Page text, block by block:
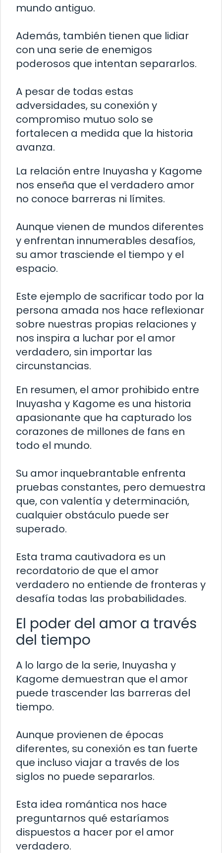
mundo antiguo.
Además, también tienen que lidiar
con una serie de enemigos
poderosos que intentan separarlos.
A pesar de todas estas
adversidades, su conexión y
compromiso mutuo solo se
fortalecen a medida que la historia
avanza.
La relación entre Inuyasha y Kagome
nos enseña que el verdadero amor
no conoce barreras ni límites.
Aunque vienen de mundos diferentes
y enfrentan innumerables desafíos,
su amor trasciende el tiempo y el
espacio.
Este ejemplo de sacrificar todo por la
persona amada nos hace reflexionar
sobre nuestras propias relaciones y
nos inspira a luchar por el amor
verdadero, sin importar las
circunstancias.
En resumen, el amor prohibido entre
Inuyasha y Kagome es una historia
apasionante que ha capturado los
corazones de millones de fans en
todo el mundo.
Su amor inquebrantable enfrenta
pruebas constantes, pero demuestra
que, con valentía y determinación,
cualquier obstáculo puede ser
superado.
Esta trama cautivadora es un
recordatorio de que el amor
verdadero no entiende de fronteras y
desafía todas las probabilidades.
El poder del amor a través
del tiempo
A lo largo de la serie, Inuyasha y
Kagome demuestran que el amor
puede trascender las barreras del
tiempo.
Aunque provienen de épocas
diferentes, su conexión es tan fuerte
que incluso viajar a través de los
siglos no puede separarlos.
Esta idea romántica nos hace
preguntarnos qué estaríamos
dispuestos a hacer por el amor
verdadero.